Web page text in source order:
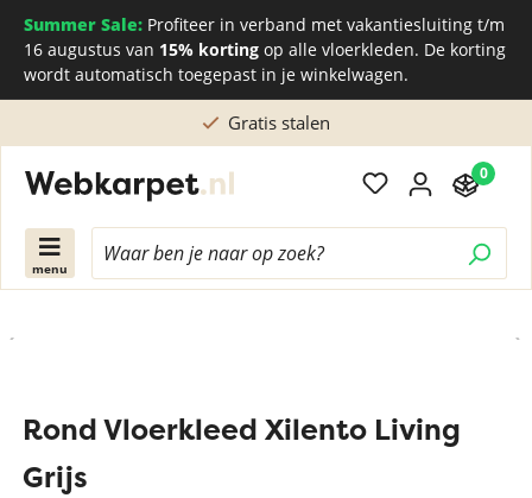
Summer Sale: Profiteer in verband met vakantiesluiting t/m
16 augustus van 15% korting op alle vloerkleden. De korting
wordt automatisch toegepast in je winkelwagen.
Gratis stalen
menu
0
Rond Vloerkleed Xilento Living
Grijs